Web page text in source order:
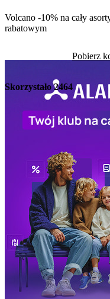
Volcano -10% na cały
rabatowym
Pobierz
Skorzystało2464